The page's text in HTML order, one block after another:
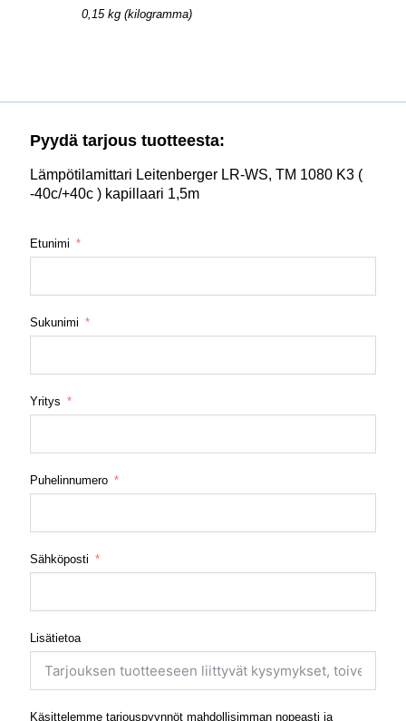
0,15 kg (kilogramma)
Pyydä tarjous tuotteesta:
Lämpötilamittari Leitenberger LR-WS, TM 1080 K3 (
-40c/+40c ) kapillaari 1,5m
Etunimi
Sukunimi
Yritys
Puhelinnumero
Sähköposti
Lisätietoa
Käsittelemme tarjouspyynnöt mahdollisimman nopeasti ja